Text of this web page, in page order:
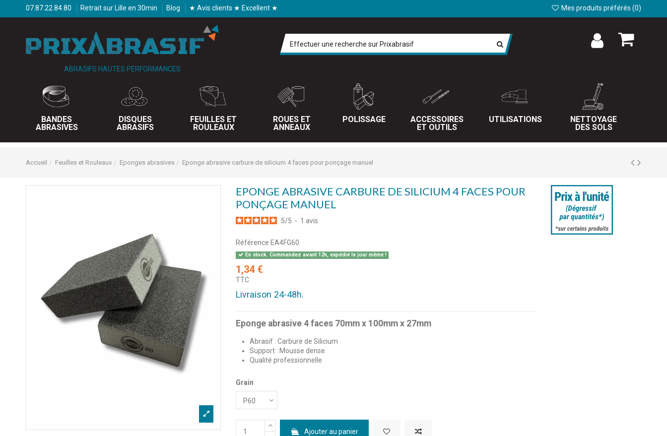
07.87.22.84.80 Retrait sur Lille en 30min Blog ★ Avis clients ★ Excellent ★ Mes produits préférés (0)
ABRASIFS HAUTES PERFORMANCES
BANDES
ABRASIVES
DISQUES
ABRASIFS
FEUILLES ET
ROULEAUX
ROUES ET
ANNEAUX
POLISSAGE
ACCESSOIRES
ET OUTILS
UTILISATIONS
NETTOYAGE
DES SOLS
Accueil Feuilles et Rouleaux Eponges abrasives Eponge abrasive carbure de silicium 4 faces pour ponçage manuel
EPONGE ABRASIVE CARBURE DE SILICIUM 4 FACES POUR
PONÇAGE MANUEL
5/5 - 1 avis
Référence EA4FG60
En stock. Commandez avant 12h, expédié le jour même !
1,34 €
TTC
Livraison 24-48h.
Eponge abrasive 4 faces 70mm x 100mm x 27mm
Abrasif : Carbure de Silicium
Support : Mousse dense
Qualité professionnelle
Grain
Ajouter au panier